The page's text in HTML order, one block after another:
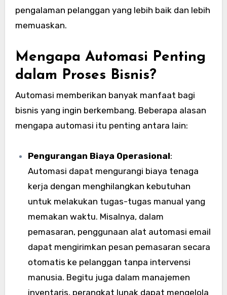
pengalaman pelanggan yang lebih baik dan lebih
memuaskan.
Mengapa Automasi Penting
dalam Proses Bisnis?
Automasi memberikan banyak manfaat bagi
bisnis yang ingin berkembang. Beberapa alasan
mengapa automasi itu penting antara lain:
Pengurangan Biaya Operasional:
Automasi dapat mengurangi biaya tenaga
kerja dengan menghilangkan kebutuhan
untuk melakukan tugas-tugas manual yang
memakan waktu. Misalnya, dalam
pemasaran, penggunaan alat automasi email
dapat mengirimkan pesan pemasaran secara
otomatis ke pelanggan tanpa intervensi
manusia. Begitu juga dalam manajemen
inventaris, perangkat lunak dapat mengelola